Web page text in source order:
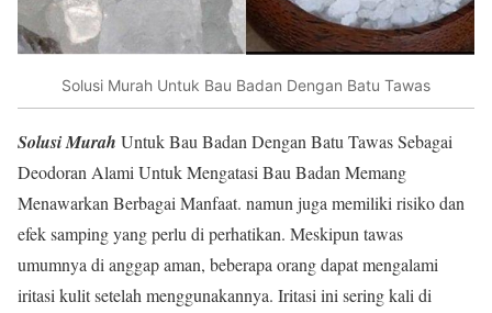
Solusi Murah Untuk Bau Badan Dengan Batu Tawas
Solusi Murah Untuk Bau Badan Dengan Batu Tawas Sebagai
Deodoran Alami Untuk Mengatasi Bau Badan Memang
Menawarkan Berbagai Manfaat. namun juga memiliki risiko dan
efek samping yang perlu di perhatikan. Meskipun tawas
umumnya di anggap aman, beberapa orang dapat mengalami
iritasi kulit setelah menggunakannya. Iritasi ini sering kali di